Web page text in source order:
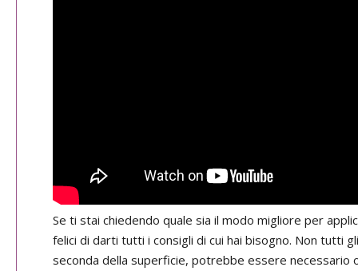
Se ti stai chiedendo quale sia il modo migliore per
felici di darti tutti i consigli di cui hai bisogno. Non tutti
seconda della superficie, potrebbe essere necessario